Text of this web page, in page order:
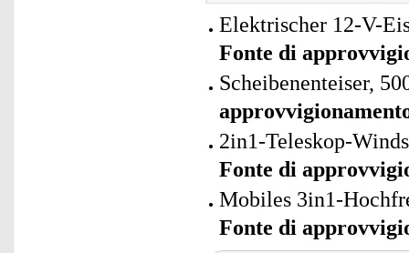
Elektrischer 12-V-
Fonte di
Scheibenenteiser,
2in1-Teleskop-
Fonte di
Mobiles 3in1-
Fonte di